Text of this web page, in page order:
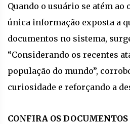
Quando o usuário se atém ao
única informação exposta a
documentos no sistema,
“Considerando os recentes
população do mundo”,
curiosidade e reforçando a
CONFIRA OS